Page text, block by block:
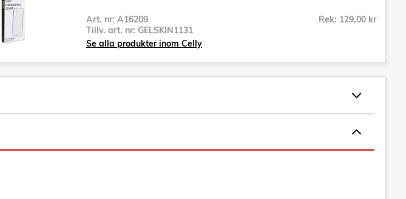
Art. nr: A16209
Tillv. art. nr: GELSKIN1131
Rek: 129,00 kr
Se alla produkter inom Celly